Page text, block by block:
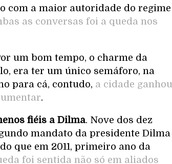
com a maior autoridade do regime
as conversas foi a queda nos
um bom tempo, o charme da
era ter um único semáforo, na
para cá, contudo, a cidade ganhou
.
fiéis a Dilma. Nove dos dez
mandato da presidente Dilma
que em 2011, primeiro ano da
foi sentida não só em aliados